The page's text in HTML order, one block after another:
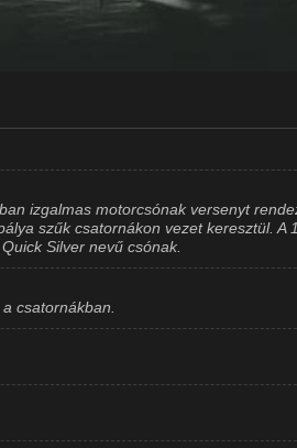
izgalmas motorcsónak versenyt
szűk csatornákon vezet keresztül. A
Silver nevű csónak.
csatornákban.